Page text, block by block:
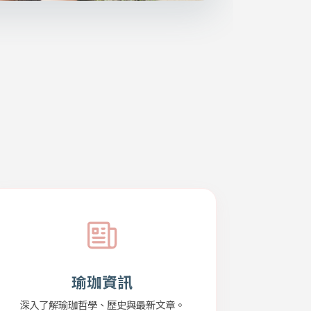
瑜珈資訊
深入了解瑜珈哲學、歷史與最新文章。